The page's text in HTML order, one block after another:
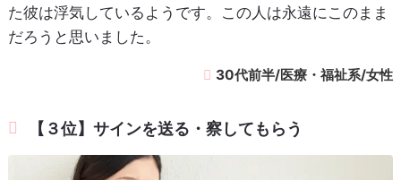
た彼は浮気しているようです。この人は永遠にこのまま
だろうと思いました。
30代前半/医療・福祉系/女性
【３位】サインを送る・察してもらう